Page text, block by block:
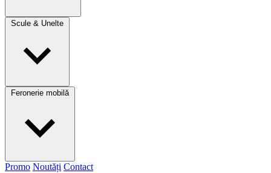
Scule & Unelte
Feronerie mobilă
Promo Noutăți Contact